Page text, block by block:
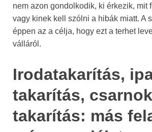
nem azon gondolkodik, ki érkezik, mit
vagy kinek kell szólni a hibák miatt. A
éppen az a célja, hogy ezt a terhet
válláról.
Irodatakarítás,
takarítás, csarnok
takarítás: más